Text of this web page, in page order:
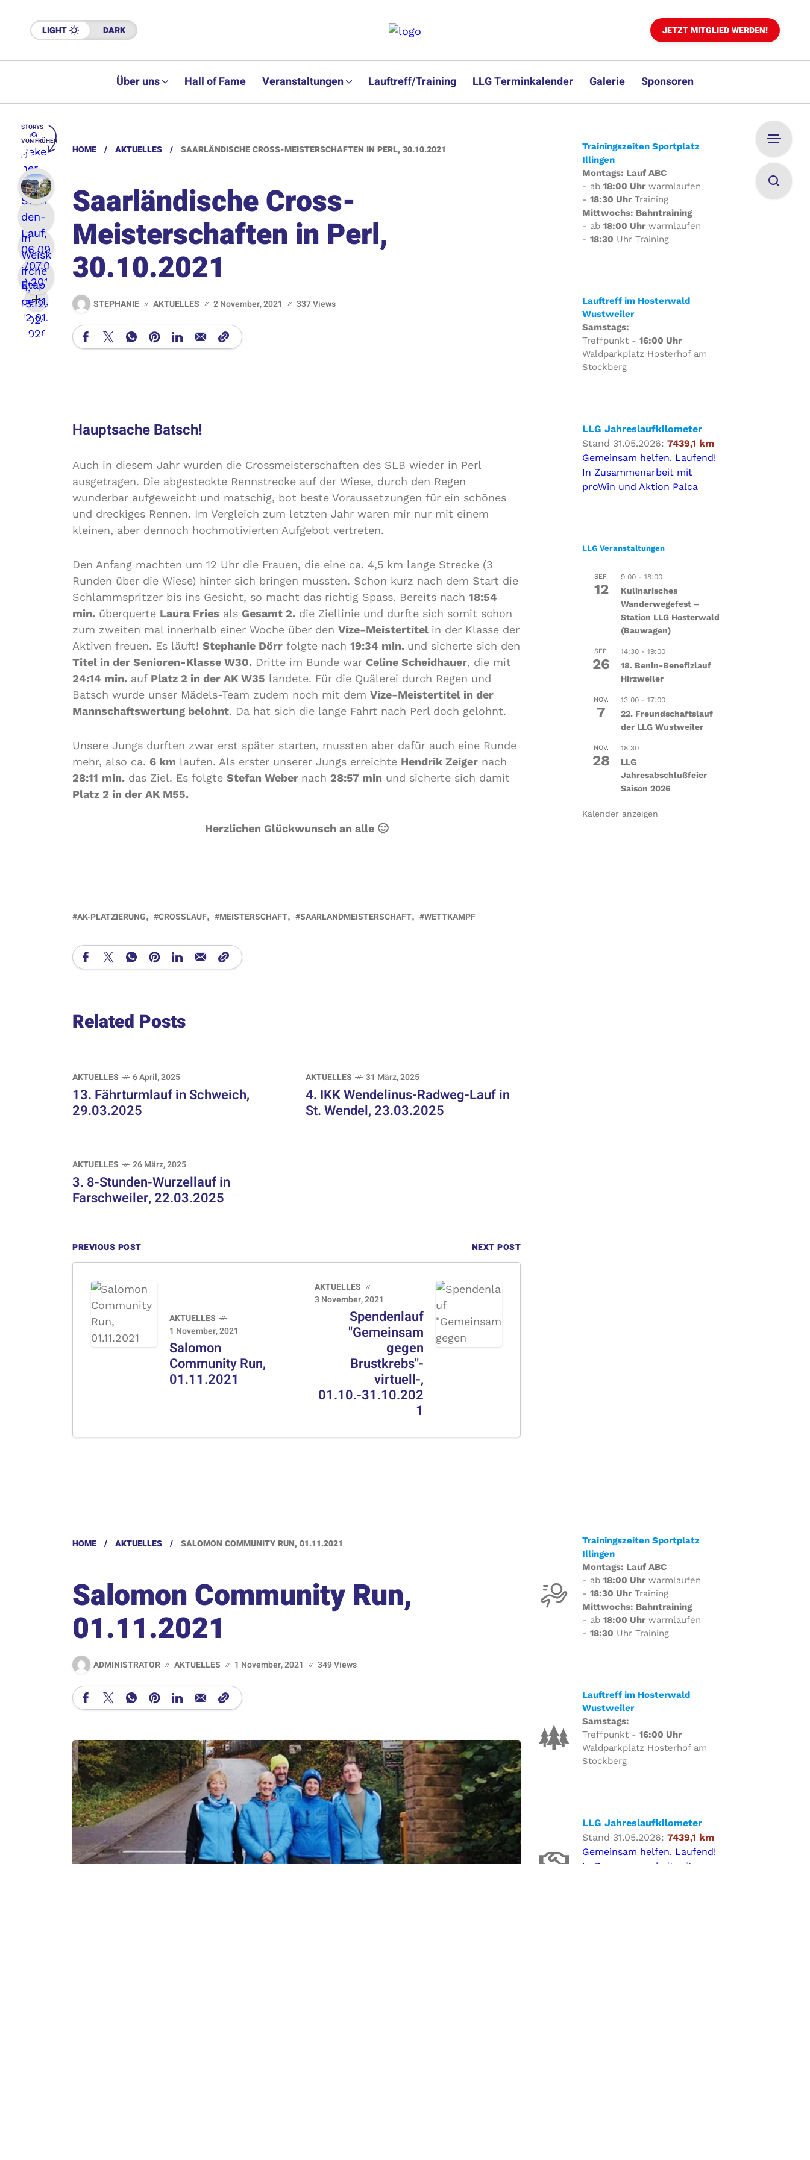
LIGHT DARK JETZT MITGLIED WERDEN!
Über uns Hall of Fame Veranstaltungen Lauftreff/Training LLG Terminkalender Galerie Sponsoren
HOME AKTUELLES SAARLÄNDISCHE CROSS-MEISTERSCHAFTEN IN PERL, 30.10.2021
Saarländische Cross-
Meisterschaften in Perl,
30.10.2021
STEPHANIE AKTUELLES 2 November, 2021 337 Views
Hauptsache Batsch!
Auch in diesem Jahr wurden die Crossmeisterschaften des SLB wieder in Perl
ausgetragen. Die abgesteckte Rennstrecke auf der Wiese, durch den Regen
wunderbar aufgeweicht und matschig, bot beste Voraussetzungen für ein schönes
und dreckiges Rennen. Im Vergleich zum letzten Jahr waren mir nur mit einem
kleinen, aber dennoch hochmotivierten Aufgebot vertreten.
Den Anfang machten um 12 Uhr die Frauen, die eine ca. 4,5 km lange Strecke (3
Runden über die Wiese) hinter sich bringen mussten. Schon kurz nach dem Start die
Schlammspritzer bis ins Gesicht, so macht das richtig Spass. Bereits nach 18:54
min. überquerte Laura Fries als Gesamt 2. die Ziellinie und durfte sich somit schon
zum zweiten mal innerhalb einer Woche über den Vize-Meistertitel in der Klasse der
Aktiven freuen. Es läuft! Stephanie Dörr folgte nach 19:34 min. und sicherte sich den
Titel in der Senioren-Klasse W30. Dritte im Bunde war Celine Scheidhauer, die mit
24:14 min. auf Platz 2 in der AK W35 landete. Für die Quälerei durch Regen und
Batsch wurde unser Mädels-Team zudem noch mit dem Vize-Meistertitel in der
Mannschaftswertung belohnt. Da hat sich die lange Fahrt nach Perl doch gelohnt.
Unsere Jungs durften zwar erst später starten, mussten aber dafür auch eine Runde
mehr, also ca. 6 km laufen. Als erster unserer Jungs erreichte Hendrik Zeiger nach
28:11 min. das Ziel. Es folgte Stefan Weber nach 28:57 min und sicherte sich damit
Platz 2 in der AK M55.
Herzlichen Glückwunsch an alle 🙂
AK-PLATZIERUNG CROSSLAUF MEISTERSCHAFT SAARLANDMEISTERSCHAFT WETTKAMPF
Related Posts
AKTUELLES 6 April, 2025
13. Fährturmlauf in Schweich,
29.03.2025
AKTUELLES 31 März, 2025
4. IKK Wendelinus-Radweg-Lauf in
St. Wendel, 23.03.2025
AKTUELLES 26 März, 2025
3. 8-Stunden-Wurzellauf in
Farschweiler, 22.03.2025
PREVIOUS POST NEXT POST
AKTUELLES
1 November, 2021
Salomon
Community Run,
01.11.2021
AKTUELLES
3 November, 2021
Spendenlauf
"Gemeinsam
gegen
Brustkrebs"-
virtuell-,
01.10.-31.10.202
1
Trainingszeiten Sportplatz
Illingen
Montags: Lauf ABC
- ab 18:00 Uhrwarmlaufen
- 18:30 UhrTraining
Mittwochs: Bahntraining
- ab 18:00 Uhrwarmlaufen
- 18:30 Uhr Training
Lauftreff im Hosterwald
Wustweiler
Samstags:
Treffpunkt - 16:00 Uhr
Waldparkplatz Hosterhof am
Stockberg
LLG Jahreslaufkilometer
Stand 31.05.2026: 7439,1 km
Gemeinsam helfen. Laufend!
In Zusammenarbeit mit
proWin und Aktion Palca
LLG Veranstaltungen
SEP.
12
9:00- 18:00
Kulinarisches
Wanderwegefest –
Station LLG Hosterwald
(Bauwagen)
SEP.
26
14:30- 19:00
18. Benin-Benefizlauf
Hirzweiler
NOV.
7
13:00- 17:00
22. Freundschaftslauf
der LLG Wustweiler
NOV.
28
18:30
LLG
Jahresabschlußfeier
Saison 2026
Kalender anzeigen
HOME AKTUELLES SALOMON COMMUNITY RUN, 01.11.2021
Salomon Community Run,
01.11.2021
ADMINISTRATOR AKTUELLES 1 November, 2021 349 Views
Trainingszeiten Sportplatz
Illingen
Montags: Lauf ABC
- ab 18:00 Uhrwarmlaufen
- 18:30 UhrTraining
Mittwochs: Bahntraining
- ab 18:00 Uhrwarmlaufen
- 18:30 Uhr Training
Lauftreff im Hosterwald
Wustweiler
Samstags:
Treffpunkt - 16:00 Uhr
Waldparkplatz Hosterhof am
Stockberg
LLG Jahreslaufkilometer
Stand 31.05.2026: 7439,1 km
Gemeinsam helfen. Laufend!
In Zusammenarbeit mit
STORYS
VON FRÜHER
;-)